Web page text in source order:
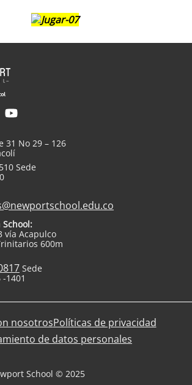
31 No 29 – 126
Sede
vía Acapulco
600m
Sede
1401
nosotrosPolíticas de privacidad
de datos personales
School © 2025